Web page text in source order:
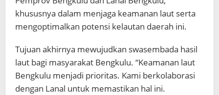
khususnya dalam menjaga keamanan laut serta
mengoptimalkan potensi kelautan daerah ini.
Tujuan akhirnya mewujudkan swasembada hasil
laut bagi masyarakat Bengkulu. “Keamanan laut
Bengkulu menjadi prioritas. Kami berkolaborasi
dengan Lanal untuk memastikan hal ini.